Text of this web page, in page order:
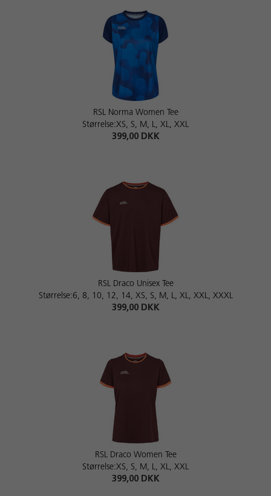
RSL Norma Women Tee
Størrelse:XS, S, M, L, XL, XXL
399,00 DKK
RSL Draco Unisex Tee
Størrelse:6, 8, 10, 12, 14, XS, S, M, L, XL, XXL, XXXL
399,00 DKK
RSL Draco Women Tee
Størrelse:XS, S, M, L, XL, XXL
399,00 DKK